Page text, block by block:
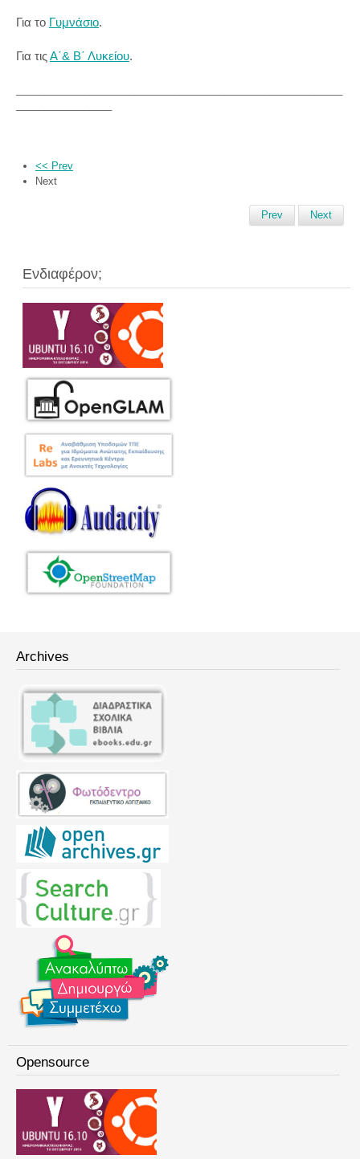
Για το Γυμνάσιο.
Για τιςΑ΄& Β΄ Λυκείου.
<< Prev
Next
Prev Next
Ενδιαφέρον;
Archives
Opensource